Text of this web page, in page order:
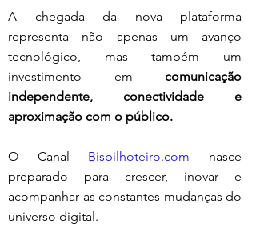
A chegada da nova plataforma
representa não apenas um avanço
tecnológico, mas também um
investimento em comunicação
independente, conectividade e
aproximação com o público.
O Canal Bisbilhoteiro.com nasce
preparado para crescer, inovar e
acompanhar as constantes mudanças do
universo digital.